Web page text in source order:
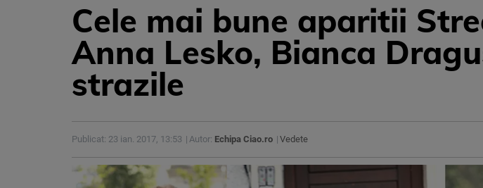
Cele mai bune aparitii
Anna Lesko, Bianca
strazile
Publicat: 23 ian. 2017, 13:53 Autor: Echipa Ciao.ro Vedete